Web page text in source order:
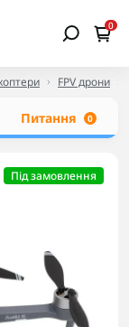
0
FPV дрони
Питання 0
Під замовлення